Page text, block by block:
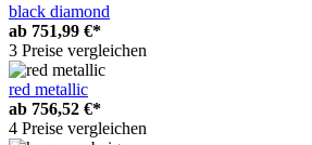
black diamond
ab 751,99 €*
3 Preise vergleichen
red metallic
ab 756,52 €*
4 Preise vergleichen